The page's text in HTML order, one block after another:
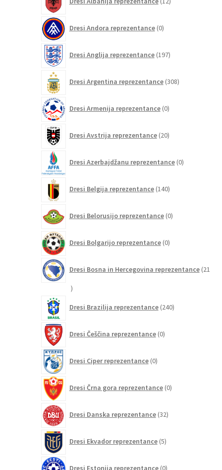
izdelkov
Dresi Andora reprezentance 0izdelkov
Dresi Anglija reprezentance 197izdelkov
Dresi Argentina reprezentance 308izdelkov
Dresi Armenija reprezentance 0izdelkov
Dresi Avstrija reprezentance 20izdelkov
Dresi Azerbajdžanu reprezentance 0izdelkov
Dresi Belgija reprezentance 140izdelkov
Dresi Belorusijo reprezentance 0izdelkov
Dresi Bolgarijo reprezentance 0izdelkov
Dresi Bosna in Hercegovina reprezentance 21
21
Dresi Brazilija reprezentance 240izdelkov
Dresi Češčina reprezentance 0izdelkov
Dresi Ciper reprezentance 0izdelkov
Dresi Črna gora reprezentance 0izdelkov
Dresi Danska reprezentance 32izdelkov
Dresi Ekvador reprezentance 5izdelkov
Dresi Estonija reprezentance 0